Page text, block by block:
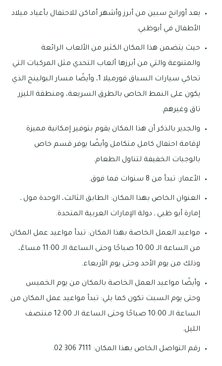
يعد أورانج سبين من أبرز وأشهر أماكن للاحتفال بأعياد ميلاد
الأطفال في أبوظبي.
حيث يتضمن هذا المكان الكثير من الألعاب الرائعة
والمتنوعة والتي من أبرزها ألعاب التحدي مثل المركبات التي
تحاكي سيارات السباق فورميلا 1، وأيضًا مسار البولينج الذي
يكون على النمط الخاص بالطرق السريعة، ومنطقة الليزر
تاق وغيرهم.
والجدير بالذكر أن هذا المكان يقوم بتوفير إمكانية مميزة
لإقامة احتفال كامل متكامل وأيضًا يوفر قسم خاص
بالوجبات الخفيفة لتناول الطعام.
الأعمار: تبدأ من 8 سنوات فما فوق.
العنوان الخاص بهذا المكان: الطابق الثالث، الوحدة مول ـ
إمارة أبو ظبي ـ دولة الإمارات العربية المتحدة.
مواعيد العمل الخاصة بهذا المكان: تبدأ مواعيد عمل المكان
من الساعة الـ 10:00 صباحًا وحتى الساعة الـ 11:00 مساءً،
وذلك من يوم الأحد وحتى يوم الأربعاء.
وأيضًا مواعيد العمل الخاصة بالمكان من يوم الخميس
وحتى يوم السبت تكون كما يلي: تبدأ مواعيد عمل المكان من
الساعة الـ 10:00 صباحًا وحتى الساعة الـ 12:00 منتصف
الليل.
رقم التواصل الخاص بهذا المكان: 7111 306 02.